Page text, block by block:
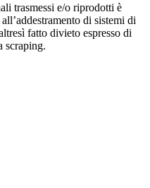
trasmessi e/o riprodotti è
di sistemi di
fatto divieto espresso di
scraping.